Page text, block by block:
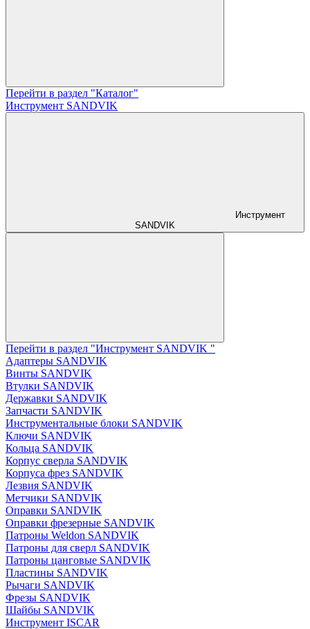
Перейти в раздел "Каталог"
Инструмент SANDVIK
Инструмент
SANDVIK
Перейти в раздел "Инструмент SANDVIK "
Адаптеры SANDVIK
Винты SANDVIK
Втулки SANDVIK
Державки SANDVIK
Запчасти SANDVIK
Инструментальные блоки SANDVIK
Ключи SANDVIK
Кольца SANDVIK
Корпус сверла SANDVIK
Корпуса фрез SANDVIK
Лезвия SANDVIK
Метчики SANDVIK
Оправки SANDVIK
Оправки фрезерные SANDVIK
Патроны Weldon SANDVIK
Патроны для сверл SANDVIK
Патроны цанговые SANDVIK
Пластины SANDVIK
Рычаги SANDVIK
Фрезы SANDVIK
Шайбы SANDVIK
Инструмент ISCAR